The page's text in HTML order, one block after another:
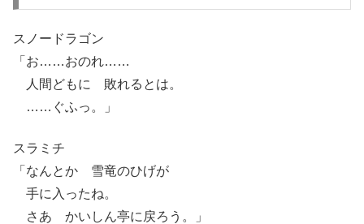
スノードラゴン
「お……おのれ……
人間どもに 敗れるとは。
……ぐふっ。」
スラミチ
「なんとか 雪竜のひげが
手に入ったね。
さあ かいしん亭に戻ろう。」